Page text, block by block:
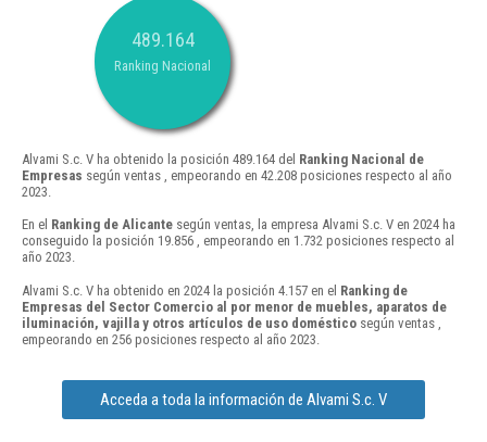
489.164
Ranking Nacional
Alvami S.c. V ha obtenido la posición 489.164 del Ranking Nacional de
Empresas según ventas , empeorando en 42.208 posiciones respecto al año
2023.
En el Ranking de Alicante según ventas, la empresa Alvami S.c. V en 2024 ha
conseguido la posición 19.856 , empeorando en 1.732 posiciones respecto al
año 2023.
Alvami S.c. V ha obtenido en 2024 la posición 4.157 en el Ranking de
Empresas del Sector Comercio al por menor de muebles, aparatos de
iluminación, vajilla y otros artículos de uso doméstico según ventas ,
empeorando en 256 posiciones respecto al año 2023.
Acceda a toda la información de Alvami S.c. V